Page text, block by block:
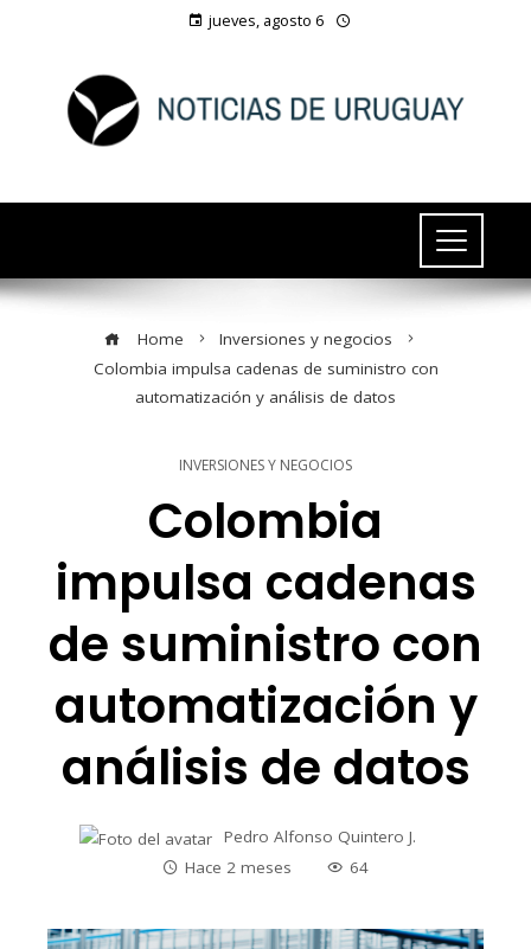
jueves, agosto 6
Home
Inversiones y negocios
Colombia impulsa cadenas de suministro con
automatización y análisis de datos
INVERSIONES Y NEGOCIOS
Colombia
impulsa cadenas
de suministro con
automatización y
análisis de datos
Pedro Alfonso Quintero J.
Hace 2 meses
64